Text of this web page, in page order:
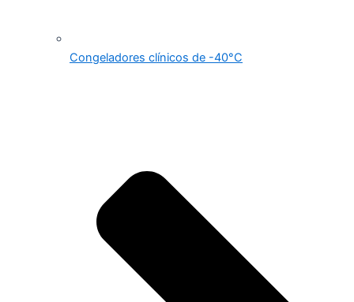
Congeladores clínicos de -40°C